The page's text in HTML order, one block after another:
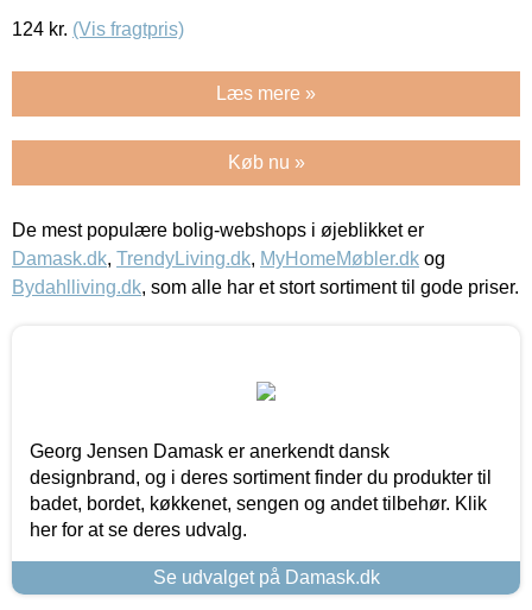
124 kr. (Vis fragtpris)
Læs mere »
Køb nu »
De mest populære bolig-webshops i øjeblikket er
Damask.dk, TrendyLiving.dk, MyHomeMøbler.dk og
Bydahlliving.dk, som alle har et stort sortiment til gode priser.
Georg Jensen Damask er anerkendt dansk
designbrand, og i deres sortiment finder du produkter til
badet, bordet, køkkenet, sengen og andet tilbehør. Klik
her for at se deres udvalg.
Se udvalget på Damask.dk